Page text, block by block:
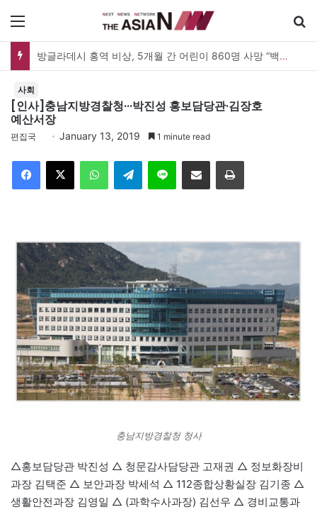
아자뉴스바이트 20260808
사회
[인사]충남지방경찰청···박진성 홍보담당관·김장호
예산서장
편집국 January 13, 2019 1 minute read
Telegram 이메일
충남지방경찰청 청사
△홍보담당관 박진성 △ 청문감사담당관 고재권 △ 정보화장비
과장 김택준 △ 보안과장 박세석 △ 112종합상황실장 김기종 △
생활안전과장 김영일 △ (과학수사과장) 김선우 △ 경비교통과